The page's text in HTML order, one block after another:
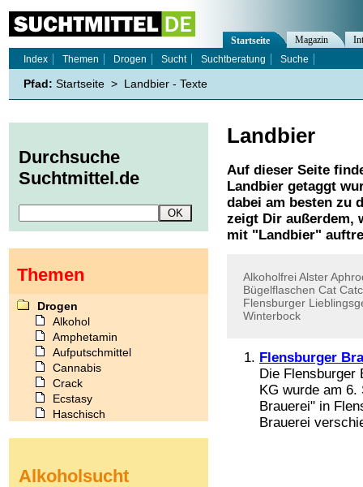
Landbier
Auf dieser Seite
Landbier getaggt
dabei am besten zu
zeigt Dir außerdem,
mit " Landbier"
AlkoholfreiAlster
Bügelflaschen Cat
Flensburger
Winterbock
Flensburger
Die Flensburger
KG wurde am 6.
Brauerei" in
Brauerei
Startseite Magazin
Index
Themen Drogen Sucht Suchtberatung Suche
Pfad: Startseite > Landbier - Texte
Durchsuche
Suchtmittel.de
Themen
Drogen
Alkohol
Amphetamin
Aufputschmittel
Cannabis
Crack
Ecstasy
Haschisch
Kokain
Alkoholsucht